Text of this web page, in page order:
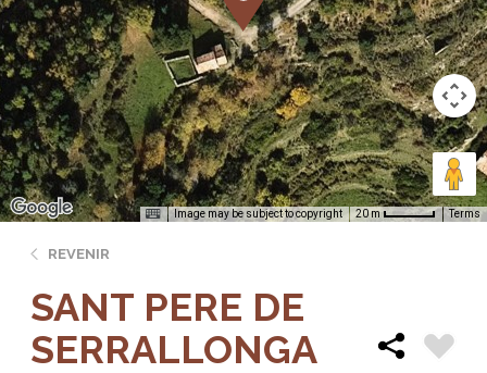
Image may be subject to copyright 20 m Terms
REVENIR
SANT PERE DE
SERRALLONGA